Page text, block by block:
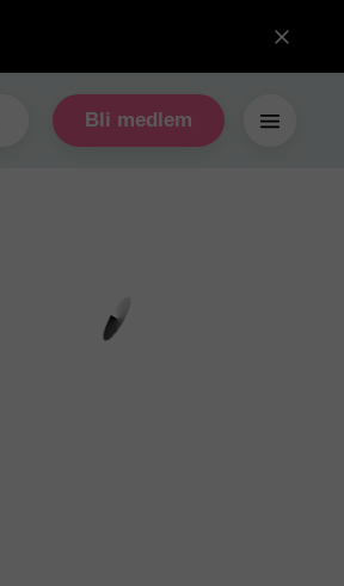
Bli medlem